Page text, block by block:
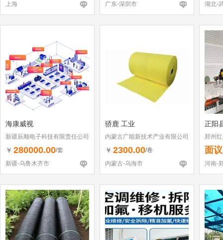
上海
广东-深圳市 湖北-
海康威视
新疆辰顺电子科技有限责任公司
￥ 280000.00/套
新疆-乌鲁木齐市
骄鹿 工业
内蒙古广能新技术产业有限公司
￥ 2300.00/卷
内蒙古-乌海市
正阳
郑州
面议
河南-